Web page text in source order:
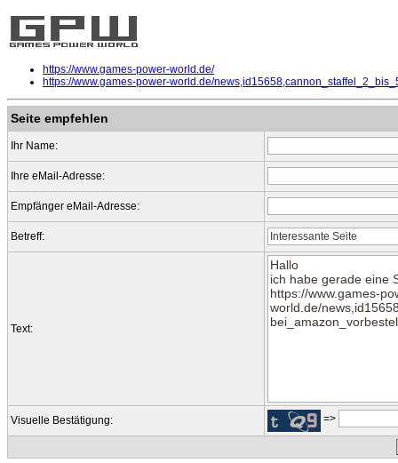
https://www.games-power-world.de/
https://www.games-power-world.de/
Seite empfehlen
Ihr Name:
Ihre eMail-Adresse:
Empfänger eMail-Adresse:
Betreff:
Text:
Visuelle Bestätigung: =>